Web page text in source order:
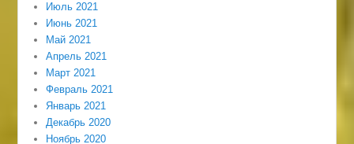
Июль 2021
Июнь 2021
Май 2021
Апрель 2021
Март 2021
Февраль 2021
Январь 2021
Декабрь 2020
Ноябрь 2020